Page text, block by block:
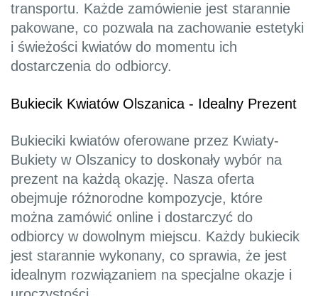
transportu. Każde zamówienie jest starannie
pakowane, co pozwala na zachowanie estetyki
i świeżości kwiatów do momentu ich
dostarczenia do odbiorcy.
Bukiecik Kwiatów Olszanica - Idealny Prezent
Bukieciki kwiatów oferowane przez Kwiaty-
Bukiety w Olszanicy to doskonały wybór na
prezent na każdą okazję. Nasza oferta
obejmuje różnorodne kompozycje, które
można zamówić online i dostarczyć do
odbiorcy w dowolnym miejscu. Każdy bukiecik
jest starannie wykonany, co sprawia, że jest
idealnym rozwiązaniem na specjalne okazje i